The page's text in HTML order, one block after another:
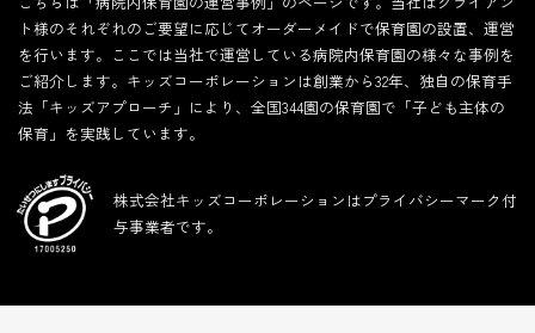
ト様のそれぞれのご要望に応じてオーダーメイドで保育園の設置、運営
を行います。ここでは当社で運営している病院内保育園の様々な事例を
ご紹介します。キッズコーポレーションは創業から32年、独自の保育手
法「キッズアプローチ」により、全国344園の保育園で「子ども主体の
保育」を実践しています。
株式会社キッズコーポレーションはプライバシーマーク付
与事業者です。